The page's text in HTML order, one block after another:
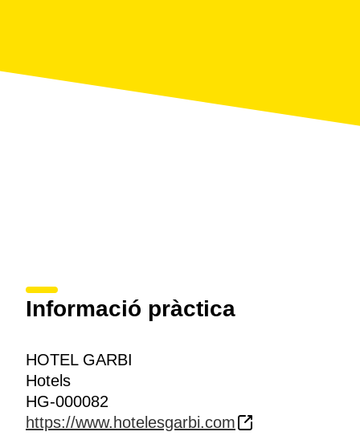
Informació pràctica
HOTEL GARBI
Hotels
HG-000082
https://www.hotelesgarbi.com